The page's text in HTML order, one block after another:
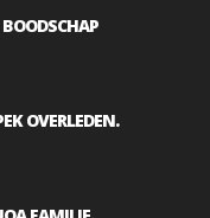
OVERLEDEN.